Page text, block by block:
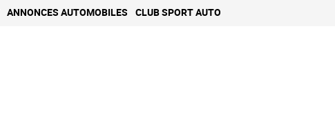
ANNONCES AUTOMOBILES CLUB SPORT AUTO